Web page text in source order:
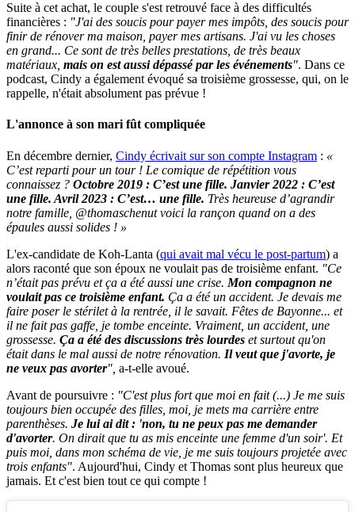
Suite à cet achat, le couple s'est retrouvé face à des difficultés
financières : "J'ai des soucis pour payer mes impôts, des soucis pour
finir de rénover ma maison, payer mes artisans. J'ai vu les choses
en grand... Ce sont de très belles prestations, de très beaux
matériaux, mais on est aussi dépassé par les événements". Dans ce
podcast, Cindy a également évoqué sa troisième grossesse, qui, on le
rappelle, n'était absolument pas prévue !
L'annonce à son mari fût compliquée
En décembre dernier, Cindy écrivait sur son compte Instagram : «
C’est reparti pour un tour ! Le comique de répétition vous
connaissez ? Octobre 2019 : C’est une fille. Janvier 2022 : C’est
une fille. Avril 2023 : C’est… une fille. Très heureuse d’agrandir
notre famille, @thomaschenut voici la rançon quand on a des
épaules aussi solides ! »
L'ex-candidate de Koh-Lanta (qui avait mal vécu le post-partum) a
alors raconté que son époux ne voulait pas de troisième enfant. "Ce
n’était pas prévu et ça a été aussi une crise. Mon compagnon ne
voulait pas ce troisième enfant. Ça a été un accident. Je devais me
faire poser le stérilet à la rentrée, il le savait. Fêtes de Bayonne... et
il ne fait pas gaffe, je tombe enceinte. Vraiment, un accident, une
grossesse. Ça a été des discussions très lourdes et surtout qu'on
était dans le mal aussi de notre rénovation. Il veut que j'avorte, je
ne veux pas avorter", a-t-elle avoué.
Avant de poursuivre : "C'est plus fort que moi en fait (...) Je me suis
toujours bien occupée des filles, moi, je mets ma carrière entre
parenthèses. Je lui ai dit : 'non, tu ne peux pas me demander
d'avorter. On dirait que tu as mis enceinte une femme d'un soir'. Et
puis moi, dans mon schéma de vie, je me suis toujours projetée avec
trois enfants". Aujourd'hui, Cindy et Thomas sont plus heureux que
jamais. Et c'est bien tout ce qui compte !